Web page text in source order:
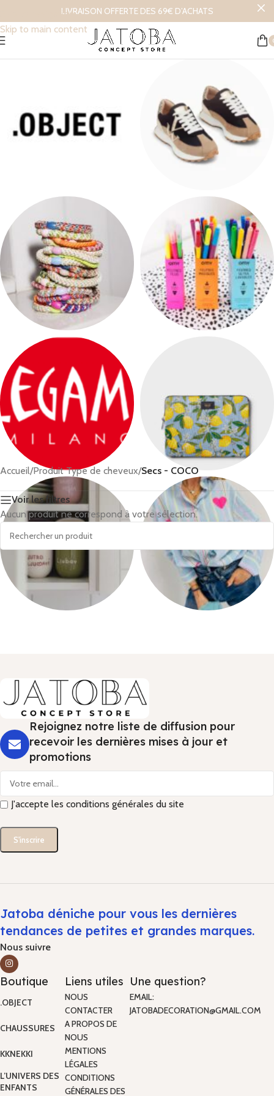
LIVRAISON OFFERTE DES 69€ D’ACHATS
Skip to navigation
Skip to main content
.OBJECT
KKNEKKI
Legami Lifestyle
Accueil/Produit Type de cheveux/Secs - COCO
Voir les filtres
Aucun produit ne correspond à votre sélection.
Rejoignez notre liste de diffusion pour
recevoir les dernières mises à jour et
promotions
J'accepte les conditions générales du site
Jatoba déniche pour vous les dernières
tendances de petites et grandes marques.
Nous suivre
Boutique
.OBJECT
CHAUSSURES
KKNEKKI
L’UNIVERS DES
ENFANTS
Liens utiles
NOUS
CONTACTER
A PROPOS DE
NOUS
MENTIONS
LÉGALES
CONDITIONS
GÉNÉRALES DES
Une question?
EMAIL:
JATOBADECORATION@GMAIL.COM